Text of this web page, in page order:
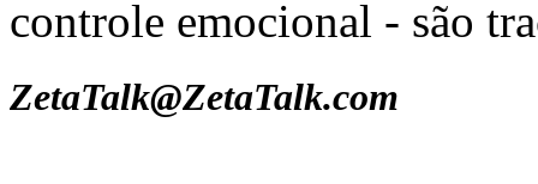
controle emocional - são
ZetaTalk@ZetaTalk.com